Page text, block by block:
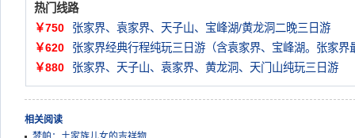
热门线路
￥750
张家界、袁家界、天子山、宝峰湖/黄龙洞二晚三日游
￥620
张家界经典行程纯玩三日游（含袁家界、宝峰湖。张家界
￥880
张家界、天子山、袁家界、黄龙洞、天门山纯玩三日游
相关阅读